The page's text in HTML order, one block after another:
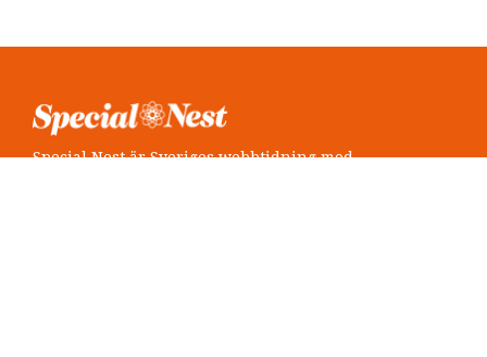
Special Nest är Sveriges webbtidning med